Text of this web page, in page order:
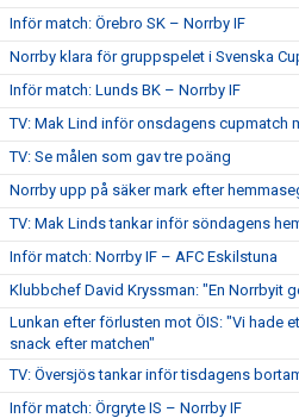
Inför match: Örebro SK – Norrby IF
Norrby klara för gruppspelet i Svenska
Inför match: Lunds BK – Norrby IF
TV: Mak Lind inför onsdagens cupmatch
TV: Se målen som gav tre poäng
Norrby upp på säker mark efter
TV: Mak Linds tankar inför söndagens
Inför match: Norrby IF – AFC Eskilstuna
Klubbchef David Kryssman: "En Norrbyit
Lunkan efter förlusten mot ÖIS: "Vi hade
snack efter matchen"
TV: Översjös tankar inför tisdagens
Inför match: Örgryte IS – Norrby IF